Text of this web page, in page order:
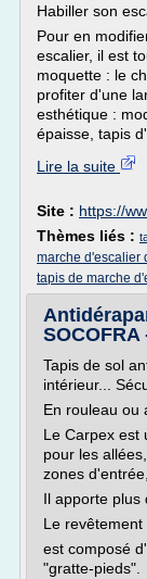
Habiller son
Pour en
escalier, il est
moquette : le
profiter d'une
esthétique :
épaisse, tapis
Lire la suite
Site : https://
Thèmes liés :
marche d'escalier
tapis de marche
Tapis de sol
intérieur...
En rouleau ou
Le Carpex est
pour les
zones
Il apporte plus
Le revêtement
est composé
"gratte-pieds".